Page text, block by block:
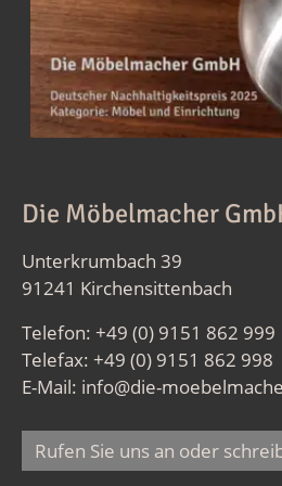
Die Möbelmacher
Unterkrumbach 39
91241 Kirchensittenbach
Telefon: +49 (0) 9151 862 999
Telefax: +49 (0) 9151 862 998
E-Mail: info@die-
Rufen Sie uns an oder